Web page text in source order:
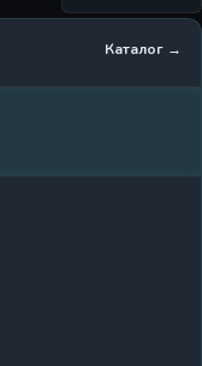
Каталог →